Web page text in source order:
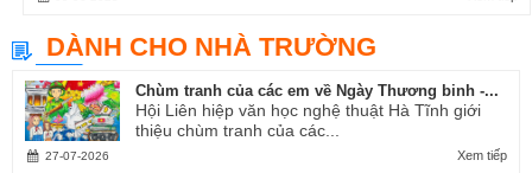
DÀNH CHO NHÀ TRƯỜNG
Chùm tranh của các em về Ngày Thương binh -...
Hội Liên hiệp văn học nghệ thuật Hà Tĩnh giới
thiệu chùm tranh của các...
Xem tiếp
27-07-2026